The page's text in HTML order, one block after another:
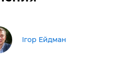
Ігор Ейдман